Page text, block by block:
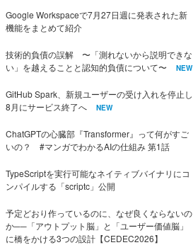
Google Workspaceで7月27日週に発表された新
機能をまとめて紹介
技術的負債の誤解 〜「測れないから説明できな
い」を越えることと認知的負債について〜
NEW
GitHub Spark、新規ユーザーの受け入れを停止し
8月にサービス終了へ
NEW
ChatGPTの心臓部『Transformer』って何がすご
いの？ #マンガでわかるAIの仕組み 第1話
TypeScriptを実行可能なネイティブバイナリにコ
ンパイルする「scriptc」公開
予定どおり作っているのに、なぜ良くならないの
か──「アウトプット脳」と「ユーザー価値脳」
に橋をかける3つの設計【CEDEC2026】